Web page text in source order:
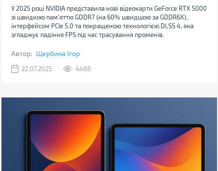
У 2025 році NVIDIA представила нові відеокарти GeForce RTX 5000
зі швидкою пам’яттю GDDR7 (на 60% швидшою за GDDR6X),
інтерфейсом PCIe 5.0 та покращеною технологією DLSS 4, яка
згладжує падіння FPS під час трасування променів.
Автор: Щербина Ігор
22.07.2025 4488